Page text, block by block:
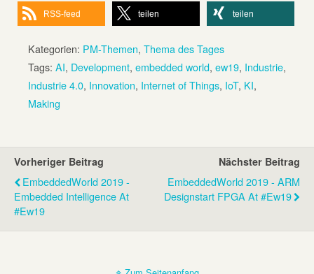
RSS-feed teilen teilen
Kategorien: PM-Themen, Thema des Tages
Tags: AI, Development, embedded world, ew19, Industrie,
Industrie 4.0, Innovation, Internet of Things, IoT, KI,
Making
Vorheriger Beitrag
EmbeddedWorld 2019 -
Embedded Intelligence At
#ew19
Nächster Beitrag
EmbeddedWorld 2019 - ARM
Designstart FPGA At #ew19